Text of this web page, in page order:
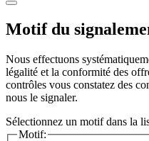
Motif du
Nous effectuons
légalité et la conformité des
contrôles vous constatez des
nous le signaler.
Sélectionnez un motif dans la
Motif: